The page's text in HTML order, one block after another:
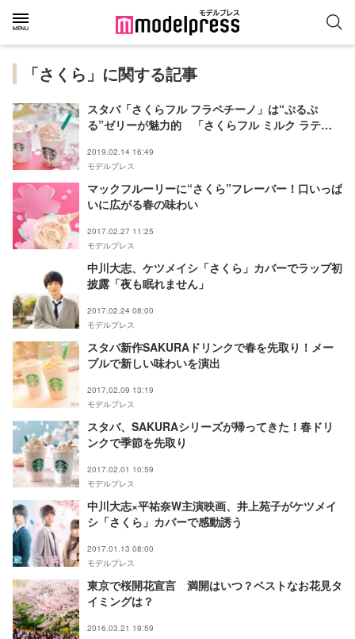
「さくら」に関する記事
スタバ「さくらフル フラペチーノ」は“ぷるぷ
る”ゼリーが魅力的 「さくらフル ミルク ラテ」
2019.02.14 16:49
モデルプレス
マックフルーリーに“さくら”フレーバー！口いっぱ
いに広がる春の味わい
2017.02.27 11:25
モデルプレス
中川大志、ケツメイシ「さくら」カバーでラップ初
披露「夜も眠れません」
2017.02.24 08:00
モデルプレス
スタバ新作SAKURAドリンクで春を先取り！メー
プルで新しい味わいを演出
2017.02.09 13:19
モデルプレス
スタバ、SAKURAシリーズが帰ってきた！春ドリ
ンクで季節を先取り
2017.02.01 10:59
モデルプレス
中川大志×平祐奈W主演映画、井上苑子がケツメイ
シ「さくら」カバーで感動誘う
2017.01.13 08:00
モデルプレス
東京で桜開花宣言 満開はいつ？ベストなお花見タ
イミングは？
2016.03.21 19:59